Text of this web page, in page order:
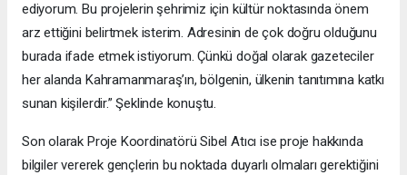
ediyorum. Bu projelerin şehrimiz için kültür noktasında önem
arz ettiğini belirtmek isterim. Adresinin de çok doğru olduğunu
burada ifade etmek istiyorum. Çünkü doğal olarak gazeteciler
her alanda Kahramanmaraş’ın, bölgenin, ülkenin tanıtımına katkı
sunan kişilerdir.” Şeklinde konuştu.
Son olarak Proje Koordinatörü Sibel Atıcı ise proje hakkında
bilgiler vererek gençlerin bu noktada duyarlı olmaları gerektiğini